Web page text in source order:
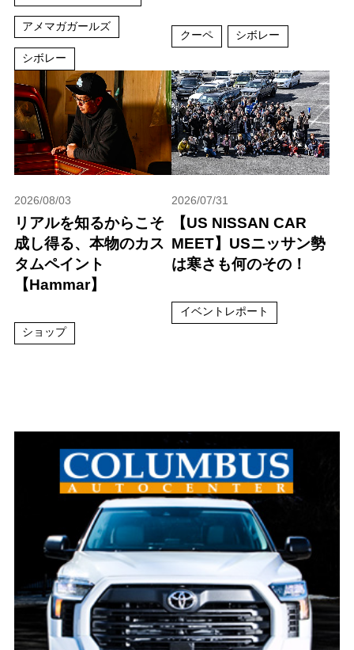
アメマガガールズ
シボレー
クーペ シボレー
2026/08/03
リアルを知るからこそ
成し得る、本物のカス
タムペイント
【Hammar】
ショップ
2026/07/31
【US NISSAN CAR
MEET】USニッサン勢
は寒さも何のその！
イベントレポート